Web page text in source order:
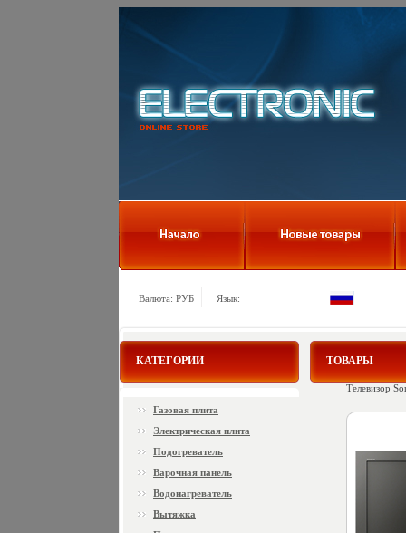
Валюта: РУБ Язык:
КАТЕГОРИИ
Газовая плита
Электрическая плита
Подогреватель
Варочная панель
Водонагреватель
Вытяжка
ТОВАРЫ
Телевизор